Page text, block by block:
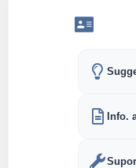
Info.